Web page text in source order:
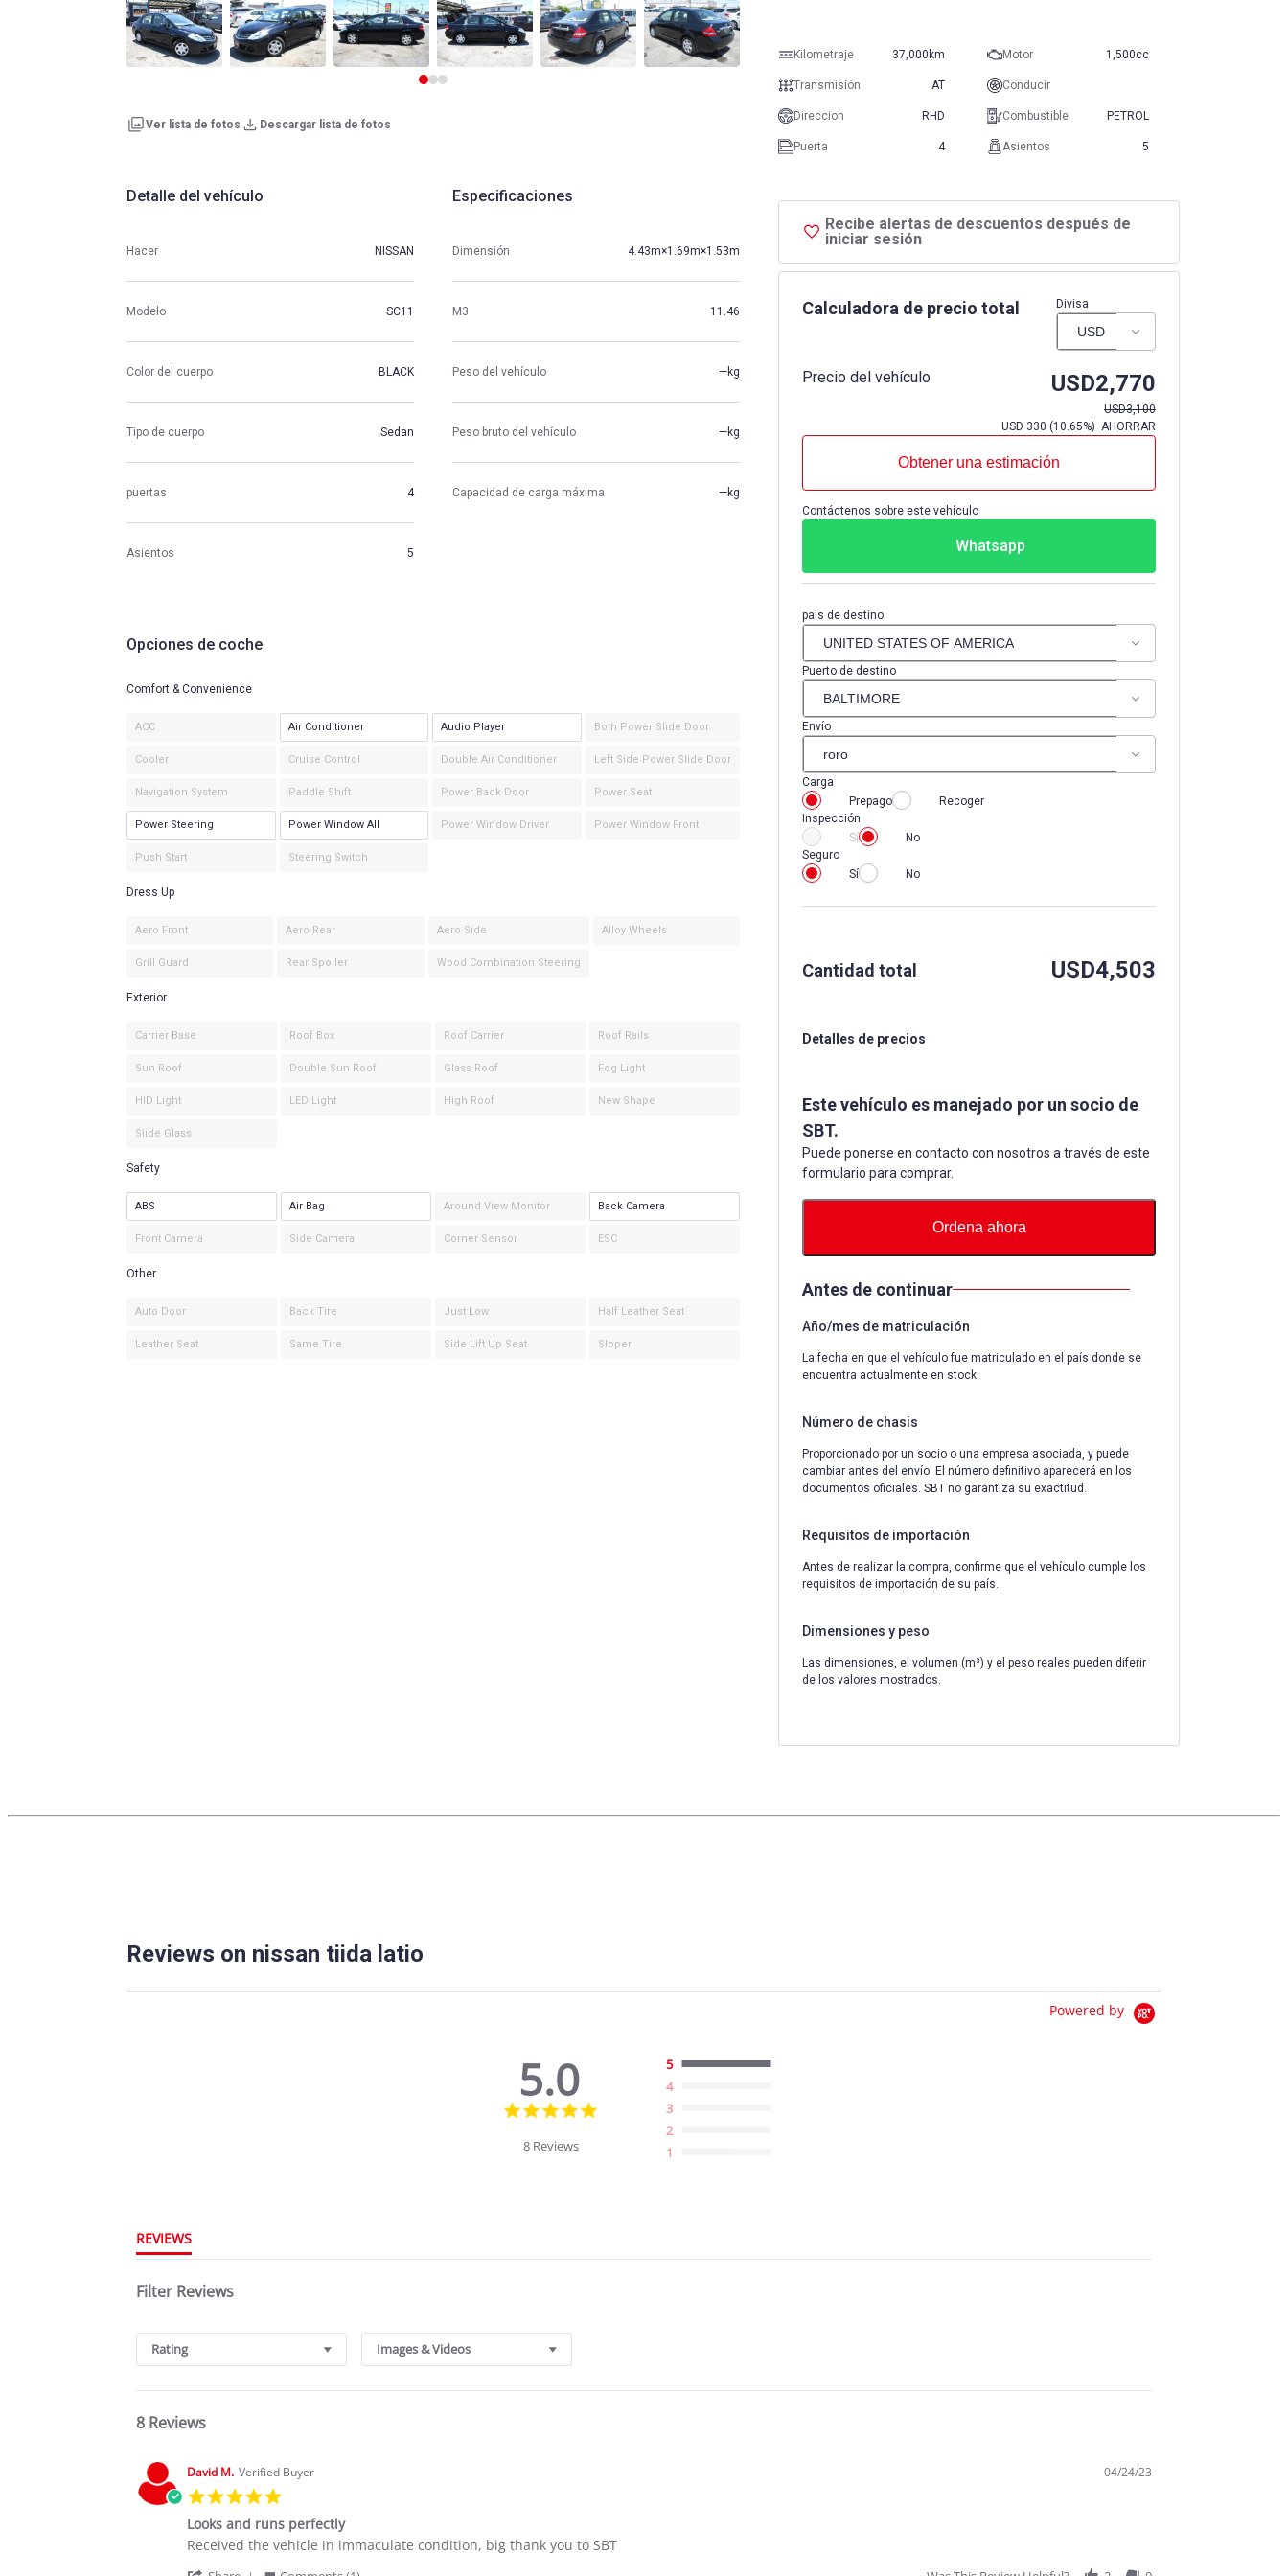
Ver lista de fotos Descargar lista de fotos
Recibe alertas de descuentos después de
iniciar sesión
Calculadora de precio total Divisa
Precio del vehículo USD2,770
USD3,100
USD 330 (10.65%) AHORRAR
Obtener una estimación
Contáctenos sobre este vehículo
Whatsapp
pais de destino
Puerto de destino
Envío
Carga
Prepago
Recoger
Inspección
Sí
No
Seguro
Sí
No
Cantidad total USD4,503
Detalles de precios
Este vehículo es manejado por un socio de
SBT.
Puede ponerse en contacto con nosotros a través de este
formulario para comprar.
Ordena ahora
Antes de continuar
Año/mes de matriculación
La fecha en que el vehículo fue matriculado en el país donde se
encuentra actualmente en stock.
Número de chasis
Proporcionado por un socio o una empresa asociada, y puede
cambiar antes del envío. El número definitivo aparecerá en los
documentos oficiales. SBT no garantiza su exactitud.
Requisitos de importación
Antes de realizar la compra, confirme que el vehículo cumple los
requisitos de importación de su país.
Dimensiones y peso
Las dimensiones, el volumen (m³) y el peso reales pueden diferir
de los valores mostrados.
Kilometraje 37,000km Motor 1,500cc
Transmisión AT Conducir
Direccion RHD Combustible PETROL
Puerta 4 Asientos 5
Detalle del vehículo
Hacer NISSAN
Modelo SC11
Color del cuerpo BLACK
Tipo de cuerpo Sedan
puertas 4
Asientos 5
Especificaciones
Dimensión 4.43m×1.69m×1.53m
M3 11.46
Peso del vehículo —kg
Peso bruto del vehículo —kg
Capacidad de carga máxima —kg
Opciones de coche
Comfort & Convenience
ACC Air Conditioner Audio Player Both Power Slide Door
Cooler Cruise Control Double Air Conditioner Left Side Power Slide Door
Navigation System Paddle Shift Power Back Door Power Seat
Power Steering Power Window All Power Window Driver Power Window Front
Push Start Steering Switch
Dress Up
Aero Front Aero Rear Aero Side Alloy Wheels
Grill Guard Rear Spoiler Wood Combination Steering
Exterior
Carrier Base Roof Box Roof Carrier Roof Rails
Sun Roof Double Sun Roof Glass Roof Fog Light
HID Light LED Light High Roof New Shape
Slide Glass
Safety
ABS Air Bag Around View Monitor Back Camera
Front Camera Side Camera Corner Sensor ESC
Other
Auto Door Back Tire Just Low Half Leather Seat
Leather Seat Same Tire Side Lift Up Seat Sloper
Reviews on nissan tiida latio
Powered by
5.0
5.0
8 Reviews
5
4
3
2
1
REVIEWS
Filter Reviews
Rating Images & Videos
8 Reviews
David M. Verified Buyer
rating
04/24/23
Looks and runs perfectly
Review
review
Received the vehicle in immaculate condition, big thank you to SBT